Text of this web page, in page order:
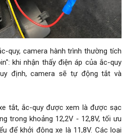
quy, camera hành trình thường tích
khi nhận thấy điện áp của ắc-quy
định, camera sẽ tự động tắt và
tắt, ắc-quy được xem là được sạc
trong khoảng 12,2V - 12,8V, tối ưu
để khởi động xe là 11,8V. Các loại